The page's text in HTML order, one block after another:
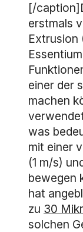
[/
erstmals
Extrusion
einer der
machen
was
mit einer
(1 m/s)
bewegen
hat
zu 30
solchen